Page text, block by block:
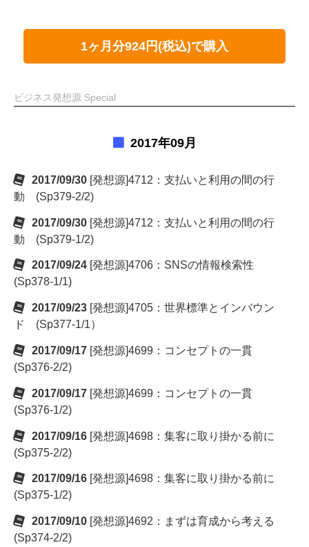
1ヶ月分924円(税込)で購入
ビジネス発想源 Special
2017年09月
2017/09/30 [発想源]4712：支払いと利用の間の行
動 (Sp379-2/2)
2017/09/30 [発想源]4712：支払いと利用の間の行
動 (Sp379-1/2)
2017/09/24 [発想源]4706：SNSの情報検索性
(Sp378-1/1)
2017/09/23 [発想源]4705：世界標準とインバウン
ド (Sp377-1/1）
2017/09/17 [発想源]4699：コンセプトの一貫
(Sp376-2/2)
2017/09/17 [発想源]4699：コンセプトの一貫
(Sp376-1/2)
2017/09/16 [発想源]4698：集客に取り掛かる前に
(Sp375-2/2)
2017/09/16 [発想源]4698：集客に取り掛かる前に
(Sp375-1/2)
2017/09/10 [発想源]4692：まずは育成から考える
(Sp374-2/2)